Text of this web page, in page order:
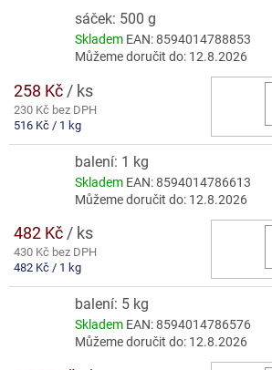
sáček: 500 g
Skladem EAN:8594014788853
Můžeme doručit do: 12.8.2026
258 Kč / ks
230 Kč bez DPH
Měrná
516 Kč / 1 kg
balení: 1 kg
Skladem EAN:8594014786613
Můžeme doručit do: 12.8.2026
482 Kč/ ks
430 Kč bez DPH
Měrná
482 Kč / 1 kg
balení: 5 kg
Skladem EAN:8594014786576
Můžeme doručit do: 12.8.2026